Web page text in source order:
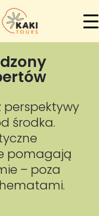
perspektywy
środka.
pomagają
– poza